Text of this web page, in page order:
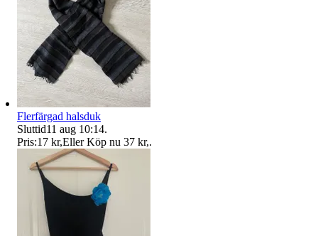
Flerfärgad halsduk
Sluttid11 aug 10:14.
Pris:17 kr,Eller Köp nu 37 kr,.